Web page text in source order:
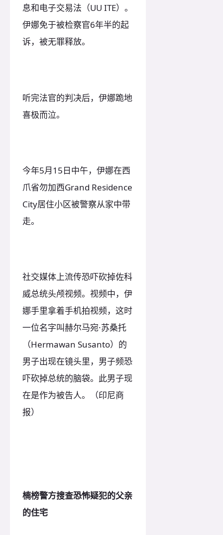
息和电子交易法（UU ITE）。
伊娜免于被检察官6年半的起
诉，被无罪释放。
听完法官的判决后，伊娜跪地
喜极而泣。
今年5月15日中午，伊娜在西
爪省勿加西Grand Residence
City居住小区被警察从家中带
走。
社交媒体上流传恐吓砍掉佐科
威总统头颅视频。视频中，伊
娜手里拿着手机拍视频，这时
一位名字叫赫尔马宛·苏桑托
（Hermawan Susanto）的
男子出现在镜头里，男子频恐
吓砍掉总统的脑袋。此男子现
在是作为被告人。（印尼商
报）
楠榜警方搜查恐怖疑犯的父亲
的住宅